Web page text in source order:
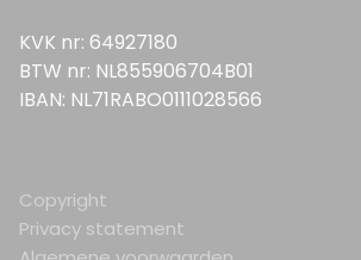
KVK nr: 64927180
BTW nr: NL855906704B01
IBAN: NL71RABO0111028566
Copyright
Privacy statement